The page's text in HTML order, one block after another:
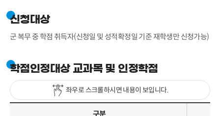
신청대상
군 복무 중 학점 취득자(신청일 및 성적확정일 기준 재학생만 신청가능)
학점인정대상 교과목 및 인정학점
좌우로 스크롤하시면 내용이 보입니다.
구분